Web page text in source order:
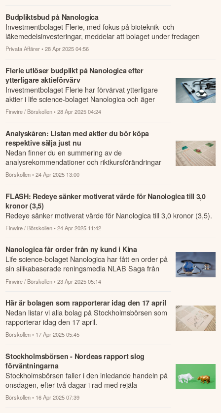
Budpliktsbud på Nanologica
Investmentbolaget Flerie, med fokus på bioteknik- och
läkemedelsinvesteringar, meddelar att bolaget under fredagen
förvärvat nära 0,7 miljon...
Privata Affärer • 28 Apr 2025 04:56
Flerie utlöser budplikt på Nanologica efter
ytterligare aktieförvärv
Investmentbolaget Flerie har förvärvat ytterligare
aktier i life science-bolaget Nanologica och äger
efteråt cirka 43,26 procent.
Finwire / Börskollen • 28 Apr 2025 04:24
Analyskåren: Listan med aktier du bör köpa
respektive sälja just nu
Nedan finner du en summering av de
analysrekommendationer och riktkursförändringar
som har rapporterats om idag den 24 april.
Börskollen • 24 Apr 2025 13:00
FLASH: Redeye sänker motiverat värde för Nanologica till 3,0
kronor (3,5)
Redeye sänker motiverat värde för Nanologica till 3,0 kronor (3,5).
Finwire / Börskollen • 24 Apr 2025 11:42
Nanologica får order från ny kund i Kina
Life science-bolaget Nanologica har fått en order på
sin silikabaserade reningsmedia NLAB Saga från
en ny kund i Kina.
Finwire / Börskollen • 23 Apr 2025 05:14
Här är bolagen som rapporterar idag den 17 april
Nedan listar vi alla bolag på Stockholmsbörsen som
rapporterar idag den 17 april.
Börskollen • 17 Apr 2025 05:45
Stockholmsbörsen - Nordeas rapport slog
förväntningarna
Stockholmsbörsen faller i den inledande handeln på
onsdagen, efter två dagar i rad med rejäla
uppgångar.
Börskollen • 16 Apr 2025 07:39